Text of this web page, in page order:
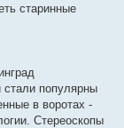
старинные
стали популярны
в воротах -
Стереоскопы